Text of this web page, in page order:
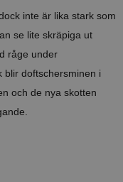
inte är lika stark som
se lite skräpiga ut
råge under
blir doftschersminen i
och de nya skotten